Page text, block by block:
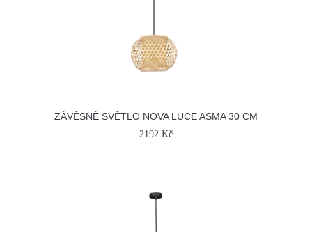
ZÁVĚSNÉ SVĚTLO NOVA LUCE ASMA 30 CM
2192 Kč